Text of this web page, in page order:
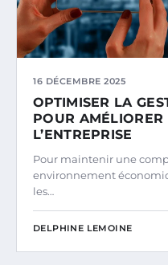
16 DÉCEMBRE 2025
OPTIMISER LA
POUR
L’ENTREPRISE
Pour maintenir une
environnement
les…
DELPHINE LEMOINE